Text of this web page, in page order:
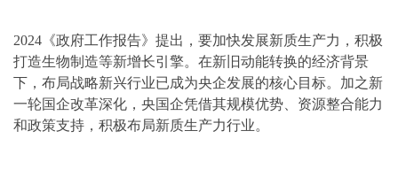
2024《政府工作报告》提出，要加快发展新质生产力，积极
打造生物制造等新增长引擎。在新旧动能转换的经济背景
下，布局战略新兴行业已成为央企发展的核心目标。加之新
一轮国企改革深化，央国企凭借其规模优势、资源整合能力
和政策支持，积极布局新质生产力行业。